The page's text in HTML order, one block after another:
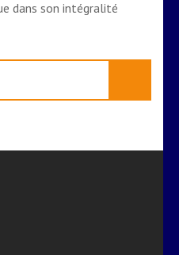
dans son intégralité